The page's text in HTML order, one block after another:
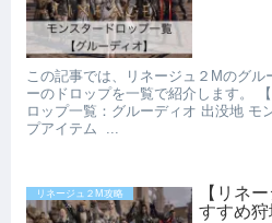
この記事では、リネージュ２Mのグ
ーのドロップを一覧で紹介します。
ロップ一覧：グルーディオ 出没地 モ
プアイテム ...
リネージュ２M攻略
【リネ
すすめ狩